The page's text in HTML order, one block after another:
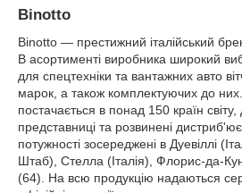
Binotto
Binotto — престижний італійський
В асортименті виробника широкий
для спецтехніки та вантажних авто
марок, а також комплектуючих до них.
постачається в понад 150 країн світу,
представниці та розвинені
потужності зосереджені в Дуевіллі
Штаб), Стелла (Італія), Флорис-да-
(64). На всю продукцію надаються